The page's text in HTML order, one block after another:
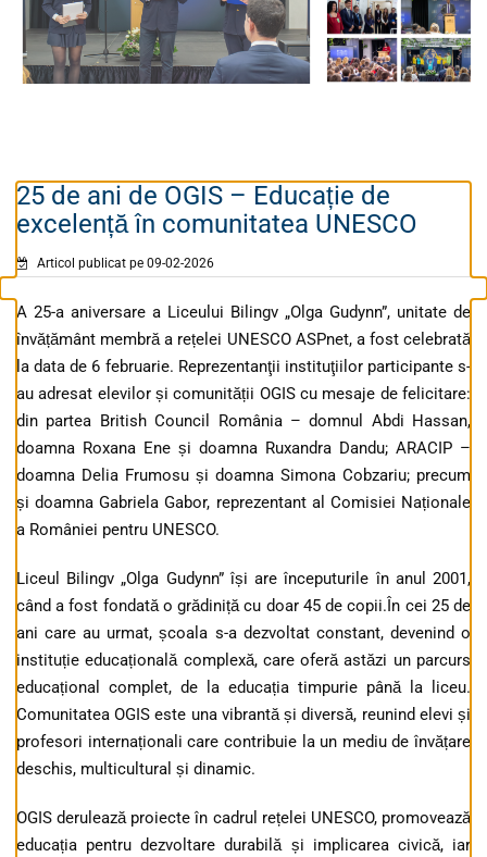
25 de ani de OGIS – Educație de
excelență în comunitatea UNESCO
Articol publicat pe 09-02-2026
A 25-a aniversare a Liceului Bilingv „Olga Gudynn”, unitate de
învățământ membră a rețelei UNESCO ASPnet, a fost celebrată
la data de 6 februarie. Reprezentanţii instituţiilor participante s-
au adresat elevilor și comunității OGIS cu mesaje de felicitare:
din partea British Council România – domnul Abdi Hassan,
doamna Roxana Ene și doamna Ruxandra Dandu; ARACIP –
doamna Delia Frumosu și doamna Simona Cobzariu; precum
și doamna Gabriela Gabor, reprezentant al Comisiei Naționale
a României pentru UNESCO.
Liceul Bilingv „Olga Gudynn” își are începuturile în anul 2001,
când a fost fondată o grădiniță cu doar 45 de copii.În cei 25 de
ani care au urmat, școala s-a dezvoltat constant, devenind o
instituție educațională complexă, care oferă astăzi un parcurs
educațional complet, de la educația timpurie până la liceu.
Comunitatea OGIS este una vibrantă și diversă, reunind elevi și
profesori internaționali care contribuie la un mediu de învățare
deschis, multicultural și dinamic.
OGIS derulează proiecte în cadrul rețelei UNESCO, promovează
educația pentru dezvoltare durabilă și implicarea civică, iar